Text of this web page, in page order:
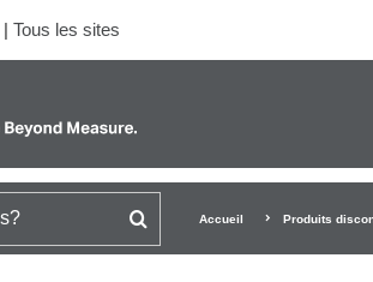
| Tous les sites
Accueil Produits